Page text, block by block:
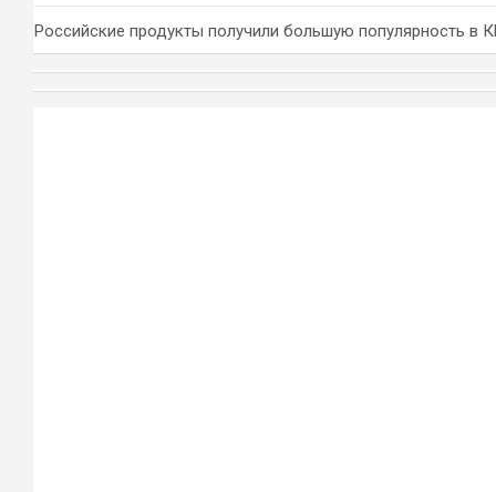
Российские продукты получили большую популярность в